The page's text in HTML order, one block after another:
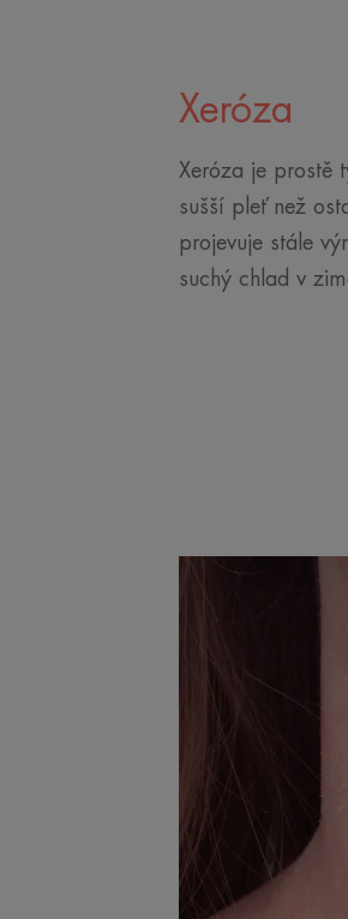
Xeróza
Xeróza je prostě
sušší pleť než
projevuje stále
suchý chlad v